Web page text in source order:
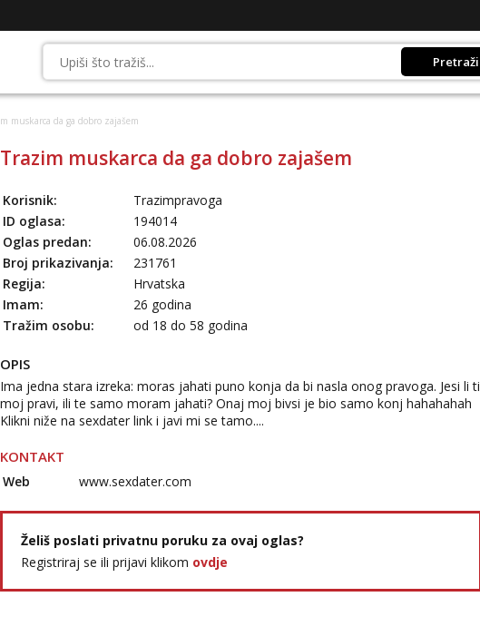
Pretraži
muskarca da ga dobro zajašem
Trazim muskarca da ga dobro zajašem
Korisnik:
Trazimpravoga
ID oglasa:
194014
Oglas predan:
06.08.2026
Broj prikazivanja:
231761
Regija:
Hrvatska
Imam:
26 godina
Tražim osobu:
od 18 do 58 godina
OPIS
Ima jedna stara izreka: moras jahati puno konja da bi nasla onog pravoga. Jesi li ti
moj pravi, ili te samo moram jahati? Onaj moj bivsi je bio samo konj hahahahah
Klikni niže na sexdater link i javi mi se tamo....
KONTAKT
Web www.sexdater.com
Želiš poslati privatnu poruku za ovaj oglas?
Registriraj se ili prijavi klikom ovdje